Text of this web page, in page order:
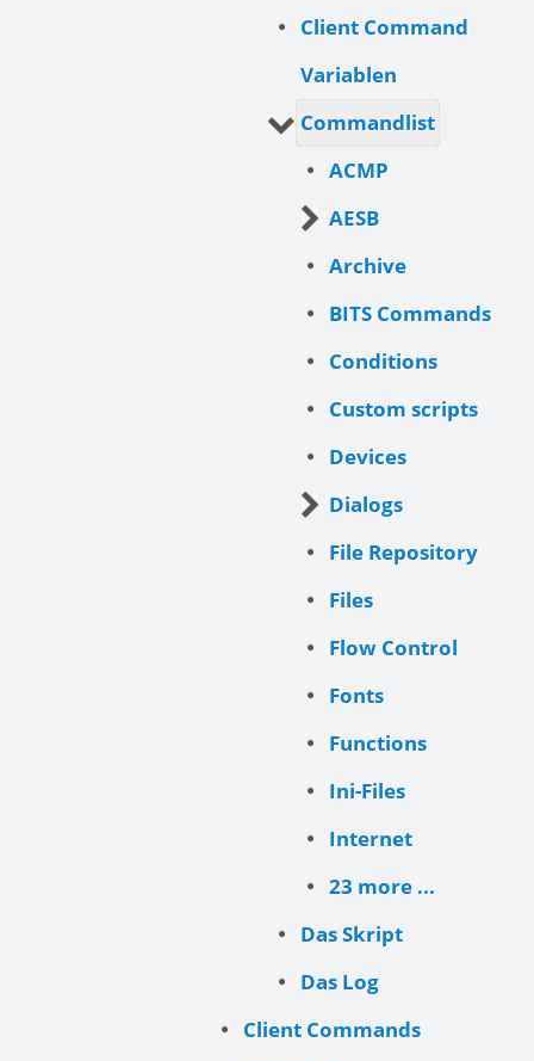
Client Command
Variablen
Commandlist
ACMP
AESB
Archive
BITS Commands
Conditions
Custom scripts
Devices
Dialogs
File Repository
Files
Flow Control
Fonts
Functions
Ini-Files
Internet
23 more ...
Das Skript
Das Log
Client Commands